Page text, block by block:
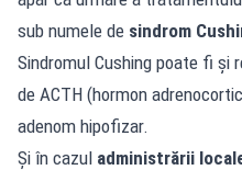
sub numele de sindrom
Sindromul Cushing poate fi și
de ACTH (hormon
adenom hipofizar.
Și în cazul administrării